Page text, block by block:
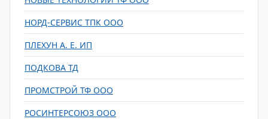
НОРД-СЕРВИС ТПК ООО
ПЛЕХУН А. Е. ИП
ПОДКОВА ТД
ПРОМСТРОЙ ТФ ООО
РОСИНТЕРСОЮЗ ООО